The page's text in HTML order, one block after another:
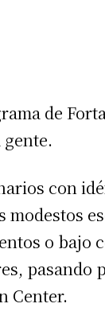
de
con
modestos
o bajo
Center.